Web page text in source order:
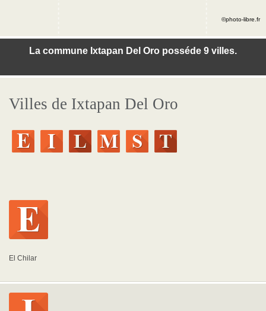
La commune Ixtapan Del Oro posséde 9 villes.
©photo-libre.fr
Villes de Ixtapan Del Oro
El Chilar